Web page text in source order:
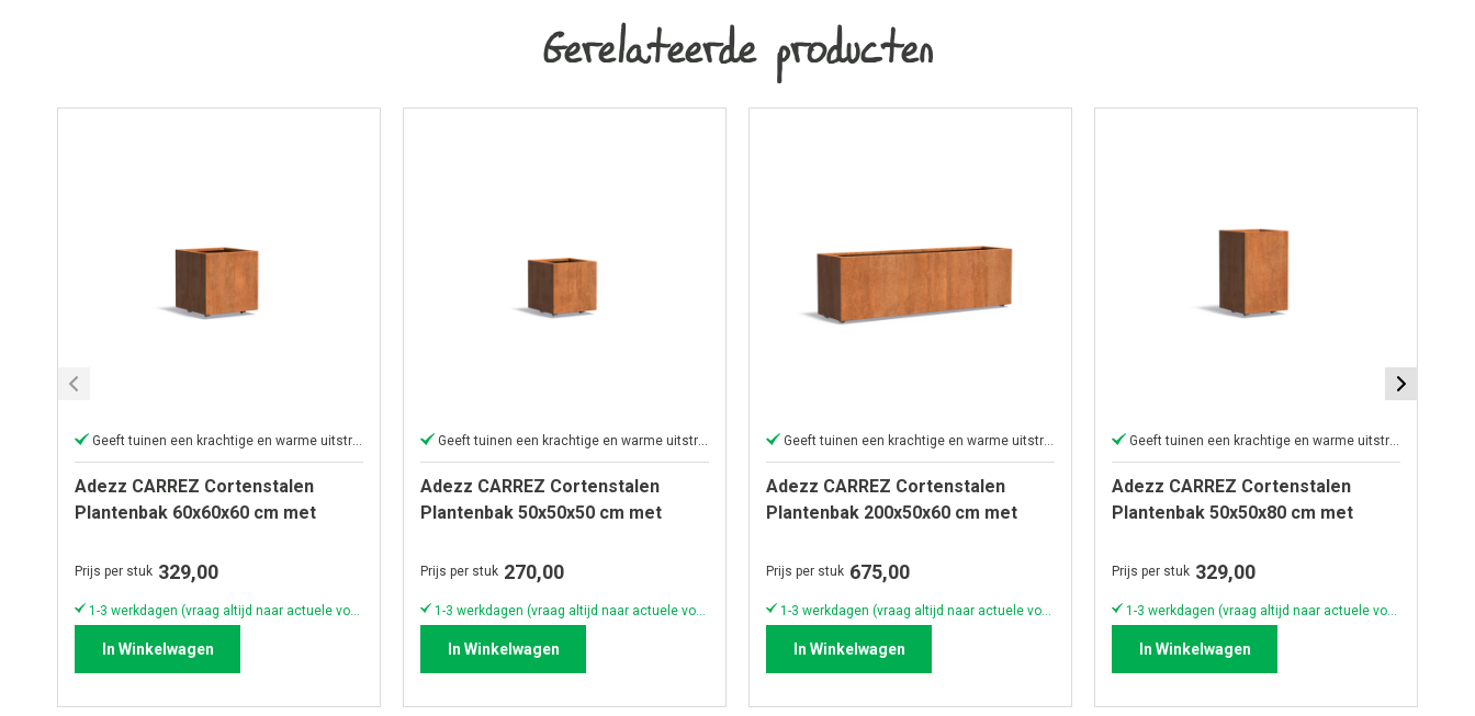
Gerelateerde producten
Adezz CARREZ Cortenstalen
Plantenbak 60x60x60 cm met
Prijs per stuk 329,00
1-3 werkdagen (vraag altijd naar actuele voorraad & levertijd!)
In Winkelwagen
Adezz CARREZ Cortenstalen
Plantenbak 50x50x50 cm met
Prijs per stuk 270,00
1-3 werkdagen (vraag altijd naar actuele voorraad & levertijd!)
In Winkelwagen
Adezz CARREZ Cortenstalen
Plantenbak 200x50x60 cm met
Prijs per stuk 675,00
1-3 werkdagen (vraag altijd naar actuele voorraad & levertijd!)
In Winkelwagen
Adezz CARREZ Cortenstalen
Plantenbak 50x50x80 cm met
Prijs per stuk 329,00
1-3 werkdagen (vraag altijd naar actuele voorraad & levertijd!)
In Winkelwagen